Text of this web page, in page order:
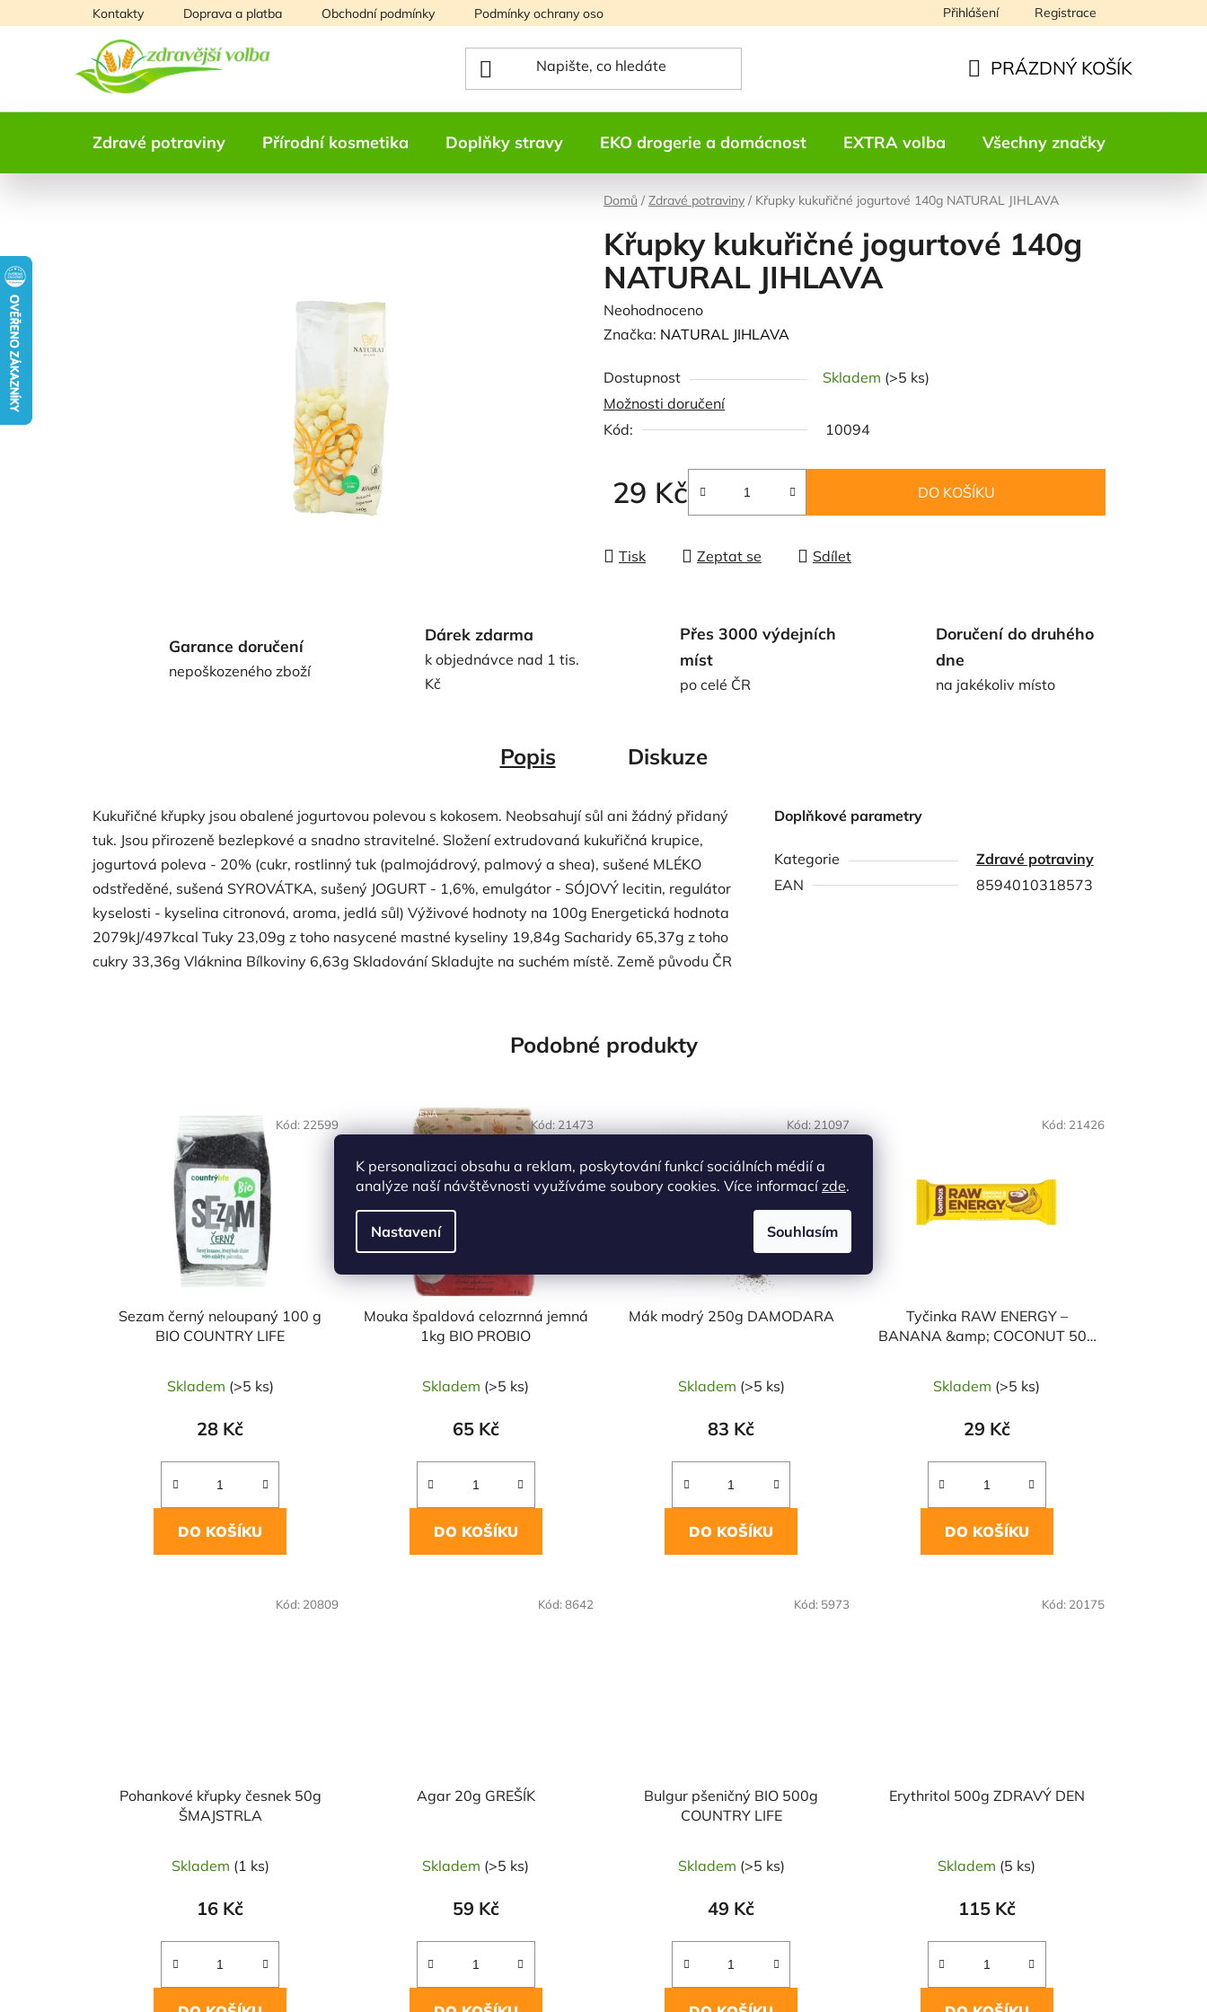
K personalizaci obsahu a reklam, poskytování funkcí sociálních médií a
analýze naší návštěvnosti využíváme soubory cookies. Více informacízde.
Nastavení Souhlasím
na
Kontakty Doprava a platba Obchodní podmínky Podmínky ochrany osobních údajů Přihlášení Registrace
KOŠÍK
PRÁZDNÝ KOŠÍK
Zdravé potraviny Přírodní kosmetika Doplňky stravy EKO drogerie a domácnost EXTRA volba Všechny značky
Domů / Zdravé potraviny / Křupky kukuřičné jogurtové 140g NATURAL JIHLAVA
Křupky kukuřičné jogurtové 140g
NATURAL JIHLAVA
Průměrné
hodnocení
je
0,0
z
hvězdiček.
Neohodnoceno
Značka: NATURAL JIHLAVA
Dostupnost Skladem (>5 ks)
Možnosti doručení
Kód:
10094
29 Kč
Měrná cena:
DO KOŠÍKU
Tisk Zeptat se Sdílet
Garance doručení
nepoškozeného zboží
Dárek zdarma
k objednávce nad 1 tis.
Kč
Přes 3000 výdejních
míst
po celé ČR
Doručení do druhého
dne
na jakékoliv místo
Popis Diskuze
Kukuřičné křupky jsou obalené jogurtovou polevou s kokosem. Neobsahují sůl ani žádný přidaný
tuk. Jsou přirozeně bezlepkové a snadno stravitelné. Složení extrudovaná kukuřičná krupice,
jogurtová poleva - 20% (cukr, rostlinný tuk (palmojádrový, palmový a shea), sušené MLÉKO
odstředěné, sušená SYROVÁTKA, sušený JOGURT - 1,6%, emulgátor - SÓJOVÝ lecitin, regulátor
kyselosti - kyselina citronová, aroma, jedlá sůl) Výživové hodnoty na 100g Energetická hodnota
2079kJ/497kcal Tuky 23,09g z toho nasycené mastné kyseliny 19,84g Sacharidy 65,37g z toho
cukry 33,36g Vláknina Bílkoviny 6,63g Skladování Skladujte na suchém místě. Země původu ČR
Doplňkové parametry
Kategorie
Zdravé potraviny
EAN
8594010318573
Podobné produkty
Sezam černý neloupaný 100 g
BIO COUNTRY LIFE
Skladem (>5 ks)
28 Kč
DO KOŠÍKU
Kód: 22599
NAŠE OVĚŘENÁ
VOLBA
Mouka špaldová celozrnná jemná
1kg BIO PROBIO
Skladem (>5 ks)
65 Kč
DO KOŠÍKU
Kód: 21473
Mák modrý 250g DAMODARA
Skladem (>5 ks)
83 Kč
DO KOŠÍKU
Kód: 21097
Tyčinka RAW ENERGY –
BANANA &amp; COCONUT 50g
Skladem (>5 ks)
29 Kč
DO KOŠÍKU
Kód: 21426
Pohankové křupky česnek 50g
ŠMAJSTRLA
Skladem (1 ks)
16 Kč
Kód: 20809
Agar 20g GREŠÍK
Skladem (>5 ks)
59 Kč
Kód: 8642
Bulgur pšeničný BIO 500g
COUNTRY LIFE
Skladem (>5 ks)
49 Kč
Kód: 5973
Erythritol 500g ZDRAVÝ DEN
Skladem (5 ks)
115 Kč
Kód: 20175